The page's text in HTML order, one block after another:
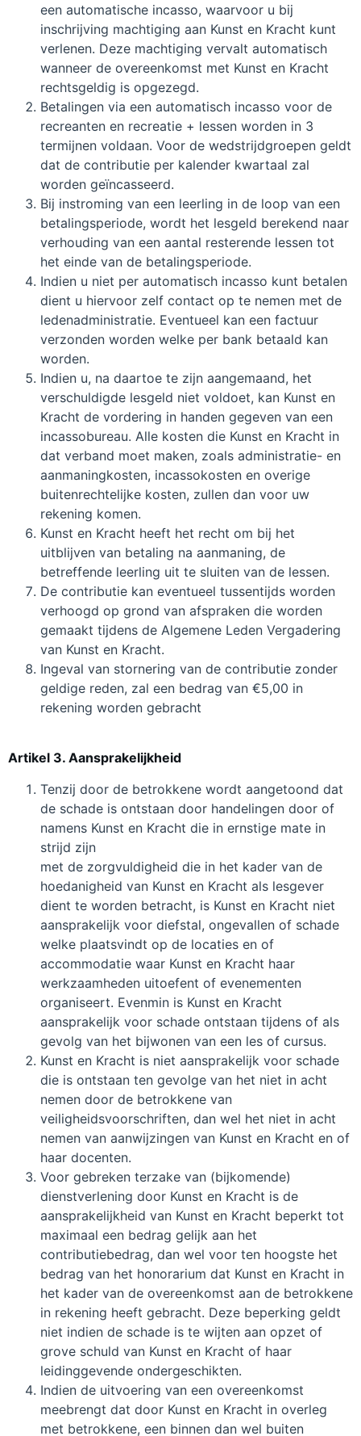
een automatische incasso, waarvoor u bij
inschrijving machtiging aan Kunst en Kracht kunt
verlenen. Deze machtiging vervalt automatisch
wanneer de overeenkomst met Kunst en Kracht
rechtsgeldig is opgezegd.
Betalingen via een automatisch incasso voor de
recreanten en recreatie + lessen worden in 3
termijnen voldaan. Voor de wedstrijdgroepen geldt
dat de contributie per kalender kwartaal zal
worden geïncasseerd.
Bij instroming van een leerling in de loop van een
betalingsperiode, wordt het lesgeld berekend naar
verhouding van een aantal resterende lessen tot
het einde van de betalingsperiode.
Indien u niet per automatisch incasso kunt betalen
dient u hiervoor zelf contact op te nemen met de
ledenadministratie. Eventueel kan een factuur
verzonden worden welke per bank betaald kan
worden.
Indien u, na daartoe te zijn aangemaand, het
verschuldigde lesgeld niet voldoet, kan Kunst en
Kracht de vordering in handen gegeven van een
incassobureau. Alle kosten die Kunst en Kracht in
dat verband moet maken, zoals administratie- en
aanmaningkosten, incassokosten en overige
buitenrechtelijke kosten, zullen dan voor uw
rekening komen.
Kunst en Kracht heeft het recht om bij het
uitblijven van betaling na aanmaning, de
betreffende leerling uit te sluiten van de lessen.
De contributie kan eventueel tussentijds worden
verhoogd op grond van afspraken die worden
gemaakt tijdens de Algemene Leden Vergadering
van Kunst en Kracht.
Ingeval van stornering van de contributie zonder
geldige reden, zal een bedrag van €5,00 in
rekening worden gebracht
Artikel 3. Aansprakelijkheid
Tenzij door de betrokkene wordt aangetoond dat
de schade is ontstaan door handelingen door of
namens Kunst en Kracht die in ernstige mate in
strijd zijn
met de zorgvuldigheid die in het kader van de
hoedanigheid van Kunst en Kracht als lesgever
dient te worden betracht, is Kunst en Kracht niet
aansprakelijk voor diefstal, ongevallen of schade
welke plaatsvindt op de locaties en of
accommodatie waar Kunst en Kracht haar
werkzaamheden uitoefent of evenementen
organiseert. Evenmin is Kunst en Kracht
aansprakelijk voor schade ontstaan tijdens of als
gevolg van het bijwonen van een les of cursus.
Kunst en Kracht is niet aansprakelijk voor schade
die is ontstaan ten gevolge van het niet in acht
nemen door de betrokkene van
veiligheidsvoorschriften, dan wel het niet in acht
nemen van aanwijzingen van Kunst en Kracht en of
haar docenten.
Voor gebreken terzake van (bijkomende)
dienstverlening door Kunst en Kracht is de
aansprakelijkheid van Kunst en Kracht beperkt tot
maximaal een bedrag gelijk aan het
contributiebedrag, dan wel voor ten hoogste het
bedrag van het honorarium dat Kunst en Kracht in
het kader van de overeenkomst aan de betrokkene
in rekening heeft gebracht. Deze beperking geldt
niet indien de schade is te wijten aan opzet of
grove schuld van Kunst en Kracht of haar
leidinggevende ondergeschikten.
Indien de uitvoering van een overeenkomst
meebrengt dat door Kunst en Kracht in overleg
met betrokkene, een binnen dan wel buiten